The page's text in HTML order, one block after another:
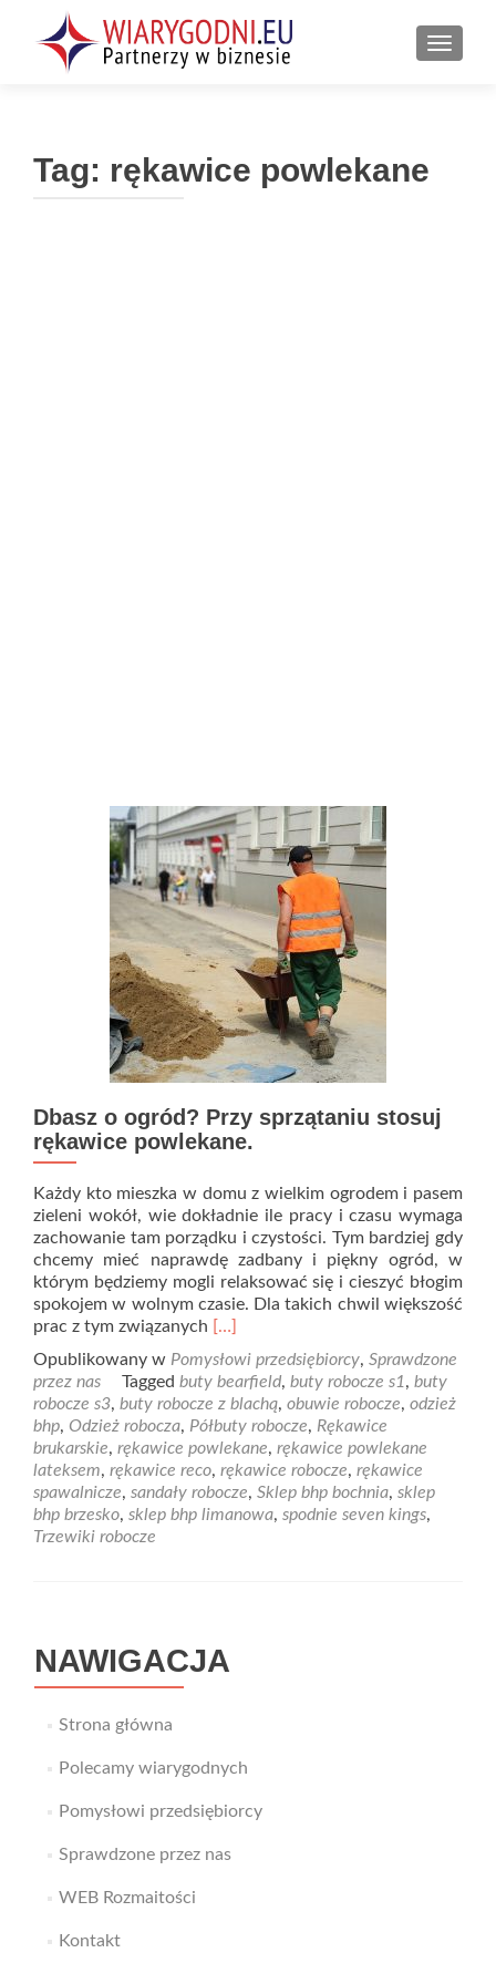
Tag: rękawice powlekane
Dbasz o ogród? Przy sprzątaniu stosuj
rękawice powlekane.
Każdy kto mieszka w domu z wielkim ogrodem i pasem
zieleni wokół, wie dokładnie ile pracy i czasu wymaga
zachowanie tam porządku i czystości. Tym bardziej gdy
chcemy mieć naprawdę zadbany i piękny ogród, w
którym będziemy mogli relaksować się i cieszyć błogim
spokojem w wolnym czasie. Dla takich chwil większość
prac z tym związanych Read
about
Dbasz
o
ogród?
Przy
sprzątaniu
stosuj
rękawice
[…]
Opublikowany w Pomysłowi przedsiębiorcy, Sprawdzone
przez nas
Tagged buty bearfield, buty robocze s1, buty
robocze s3, buty robocze z blachą, obuwie robocze, odzież
bhp, Odzież robocza, Półbuty robocze, Rękawice
brukarskie, rękawice powlekane, rękawice powlekane
lateksem, rękawice reco, rękawice robocze, rękawice
spawalnicze, sandały robocze, Sklep bhp bochnia, sklep
bhp brzesko, sklep bhp limanowa, spodnie seven kings,
Trzewiki robocze
NAWIGACJA
Strona główna
Polecamy wiarygodnych
Pomysłowi przedsiębiorcy
Sprawdzone przez nas
WEB Rozmaitości
Kontakt